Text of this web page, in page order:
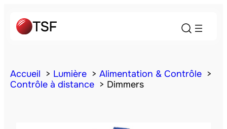
Accueil Lumière
Alimentation & Contrôle
Contrôle à distance
Dimmers